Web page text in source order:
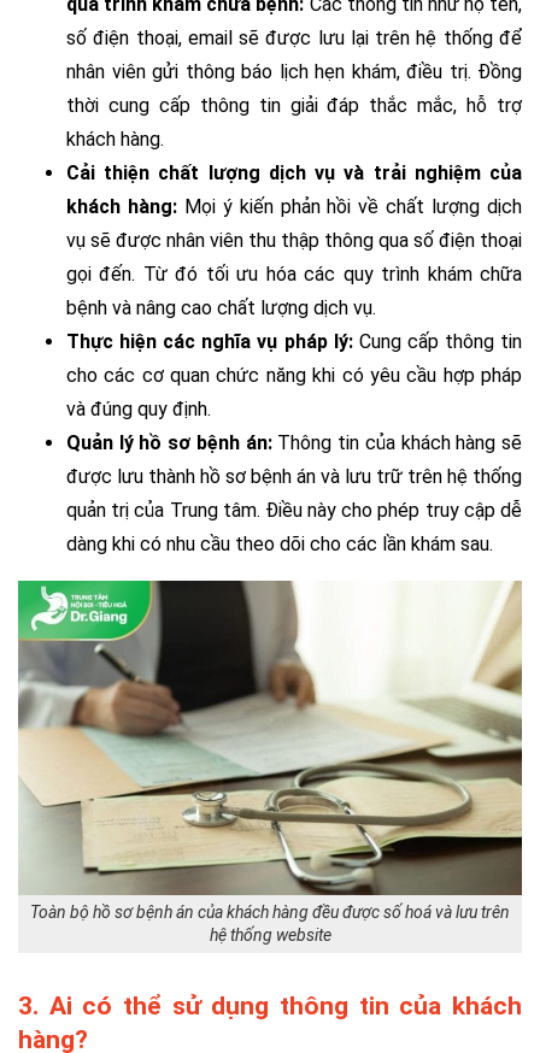
số điện thoại, email sẽ được lưu lại trên hệ thống để
nhân viên gửi thông báo lịch hẹn khám, điều trị. Đồng
thời cung cấp thông tin giải đáp thắc mắc, hỗ trợ
khách hàng.
Cải thiện chất lượng dịch vụ và trải nghiệm của
khách hàng:Mọi ý kiến phản hồi về chất lượng dịch
vụ sẽ được nhân viên thu thập thông qua số điện thoại
gọi đến. Từ đó tối ưu hóa các quy trình khám chữa
bệnh và nâng cao chất lượng dịch vụ.
Thực hiện các nghĩa vụ pháp lý: Cung cấp thông tin
cho các cơ quan chức năng khi có yêu cầu hợp pháp
và đúng quy định.
Quản lý hồ sơ bệnh án: Thông tin của khách hàng sẽ
được lưu thành hồ sơ bệnh án và lưu trữ trên hệ thống
quản trị của Trung tâm. Điều này cho phép truy cập dễ
dàng khi có nhu cầu theo dõi cho các lần khám sau.
Toàn bộ hồ sơ bệnh án của khách hàng đều được số hoá và lưu trên
hệ thống website
3. Ai có thể sử dụng thông tin của khách
hàng?